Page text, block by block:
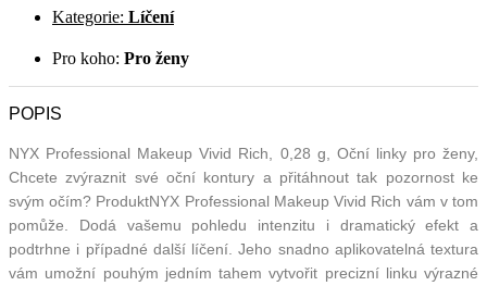
Kategorie: Líčení
Pro koho: Pro ženy
POPIS
NYX Professional Makeup Vivid Rich, 0,28 g, Oční linky pro ženy,
Chcete zvýraznit své oční kontury a přitáhnout tak pozornost ke
svým očím? ProduktNYX Professional Makeup Vivid Rich vám v tom
pomůže. Dodá vašemu pohledu intenzitu i dramatický efekt a
podtrhne i případné další líčení. Jeho snadno aplikovatelná textura
vám umožní pouhým jedním tahem vytvořit precizní linku výrazné